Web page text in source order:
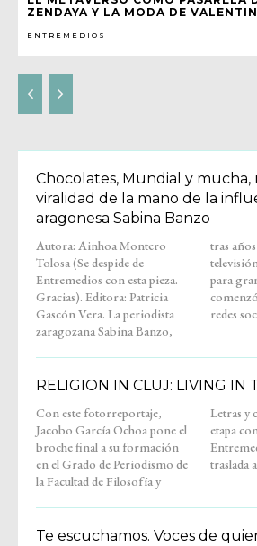
ZENDAYA Y LA MODA DE
ENTREMEDIOS
Chocolates, Mundial y mucha,
viralidad de la mano de la
aragonesa Sabina Banzo
Autora: Ainhoa Montero
Tolosa (Se despide de
Entremedios con esta pieza.
Gracias). Editora: Patricia
Gascón Vera. La periodista
zaragozana Sabina Banzo,
tras años como reportera de
televisión y locutora de spots
para grandes marcas,
comenzó su andadura en
redes
RELIGION IN CLUJ: LIVING IN
Con este fotorreportaje,
Jacobo García Ochoa pone el
broche final a su formación
en el Grado de Periodismo de
la Facultad de Filosofía y
Letras y cierra también su
etapa como colaborador de
Entremedios. Su trabajo nos
traslada
Te escuchamos. Voces de